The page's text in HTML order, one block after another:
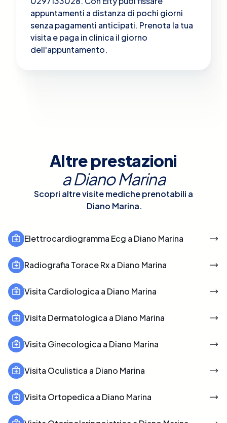
appuntamenti a distanza di pochi giorni
senza pagamenti anticipati. Prenota la tua
visita e paga in clinica il giorno
dell'appuntamento.
Altre prestazioni
aDiano Marina
Scopri altre visite mediche prenotabili a
Diano Marina.
Elettrocardiogramma Ecg a Diano Marina
Radiografia Torace Rx a Diano Marina
Visita Cardiologica a Diano Marina
Visita Dermatologica a Diano Marina
Visita Ginecologica a Diano Marina
Visita Oculistica a Diano Marina
Visita Ortopedica a Diano Marina